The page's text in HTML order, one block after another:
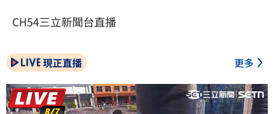
CH54三立新聞台直播
現正直播 更多